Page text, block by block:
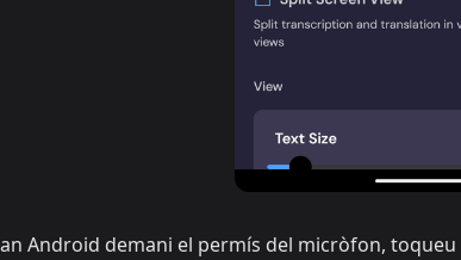
Android demani el permís del micròfon, toqueu